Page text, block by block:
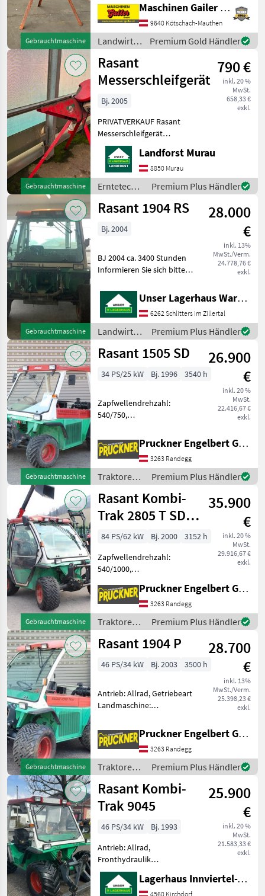
Gebrauchtmaschine
Wir freuen uns auf Ihre
Anfrage! Landwirtsch.
Motorfahrzeuge
Motormäher/-fräsen
Maschinen Gailer GmbH
9640 Kötschach-Mauthen
Landwirtsch.
Motorfahrzeuge
/ Rasant
Premium Gold Händler
Gebrauchtmaschine
Rasant
Messerschleifgerät
790 €
inkl. 20 %
MwSt.
658,33 €
exkl.
Bj. 2005
PRIVATVERKAUF Rasant
Messerschleifgerät
elektrisch für
Balkenmähermesser Um
Ihnen unnötige Wartezeiten
oder Wegstrecken zu
ersparen, bitten wir Sie um
vorherige K
Landforst Murau
8850 Murau
Erntetechnik
Grünland /
Rasant
Premium Plus Händler
Gebrauchtmaschine
Rasant 1904 RS
28.000
€
inkl. 13%
MwSt./Verm.
24.778,76 €
exkl.
Bj. 2004
BJ 2004 ca. 3400 Stunden
Informieren Sie sich bitte
telefonisch, ob die von
Ihnen angefragte
Gebrauchtmaschine aktuell
bei uns am am Lager steht.
Unser Lagerhaus Warenhandelsges.m.b.H.
6262 Schlitters im Zillertal
Landwirtsch.
Motorfahrzeuge
/ Rasant
Premium Plus Händler
Gebrauchtmaschine
Rasant 1505 SD
26.900
€
inkl. 20 %
MwSt.
22.416,67 €
exkl.
34 PS/25 kW Bj. 1996 3540 h
Zapfwellendrehzahl:
540/750,
km/h: 30 km/h, Getriebeart
Landmaschine:
Schaltgetriebe, Antrieb:
Allrad, Plattform: Verdeck,
Fahrzeugpapiere vorhan
Pruckner Engelbert GmbH
3263 Randegg
Traktoren /
Rasant
Premium Plus Händler
Gebrauchtmaschine
Rasant Kombi-
Trak 2805 T SD 4
Hydro
35.900
€
inkl. 20 %
MwSt.
29.916,67 €
exkl.
84 PS/62 kW Bj. 2000
3152 h
Zapfwellendrehzahl:
540/1000,
km/h: 40 km/h, Getriebeart
Landmaschine: Stufenloses
Getriebe, Antrieb: Allrad,
Plattform: Kabine,
Kreuzsteuerhebel
Pruckner Engelbert GmbH
3263 Randegg
Traktoren /
Rasant
Premium Plus Händler
Gebrauchtmaschine
Rasant 1904 P
28.700
€
inkl. 13%
MwSt./Verm.
25.398,23 €
exkl.
46 PS/34 kW Bj. 2003 3500 h
Antrieb: Allrad, Getriebeart
Landmaschine:
Fronthydraulik,
Frontzapfwelle, 4-Rad
Bremse # 4-Radlenkung #
Doppelkupplung # neu
bereift # Anhängekupplun
Pruckner Engelbert GmbH
3263 Randegg
Traktoren /
Rasant
Premium Plus Händler
Rasant Kombi-
Trak 9045
25.900
€
inkl. 20 %
MwSt.
21.583,33 €
exkl.
46 PS/34 kW
Bj. 1993
Antrieb: Allrad,
Fronthydraulik
Klassifizierung:
Gebrauchtmaschine;
Lagerhaus Innviertel-Traunviertel-Urfahr eGen, Kirchdorf
4560 Kirchdorf